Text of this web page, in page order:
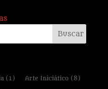
(1) Arte Iniciático (8)